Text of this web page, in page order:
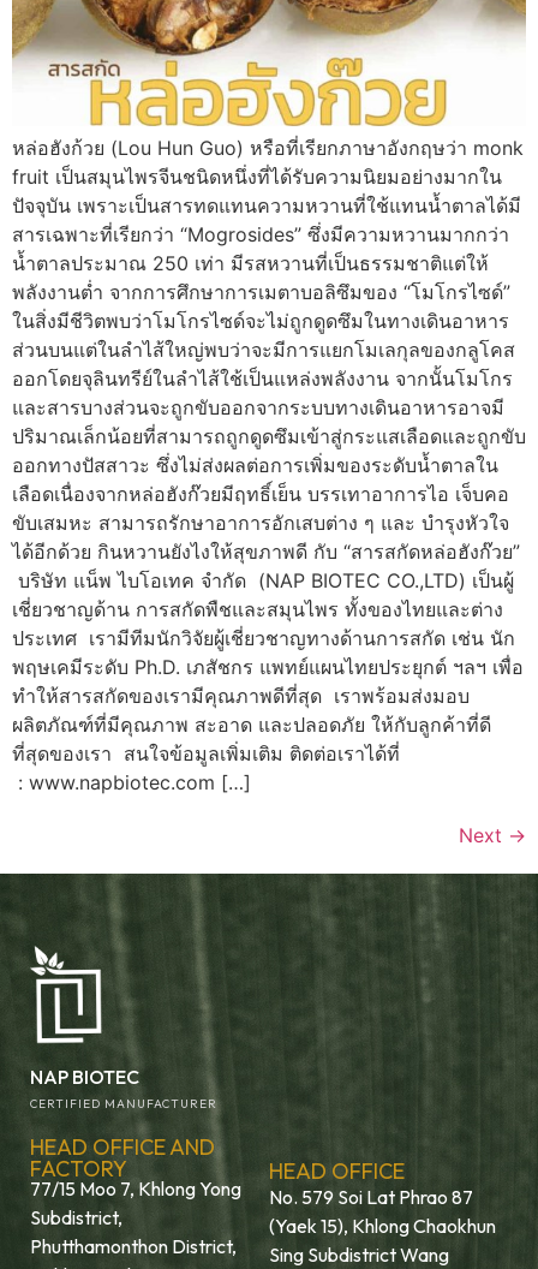
หล่อฮังก้วย (Lou Hun Guo) หรือที่เรียกภาษาอังกฤษว่า monk
fruit เป็นสมุนไพรจีนชนิดหนึ่งที่ได้รับความนิยมอย่างมากใน
ปัจจุบัน เพราะเป็นสารทดแทนความหวานที่ใช้แทนน้ำตาลได้มี
สารเฉพาะที่เรียกว่า “Mogrosides” ซึ่งมีความหวานมากกว่า
น้ำตาลประมาณ 250 เท่า มีรสหวานที่เป็นธรรมชาติแต่ให้
พลังงานต่ำ จากการศึกษาการเมตาบอลิซึมของ “โมโกรไซด์”
ในสิ่งมีชีวิตพบว่าโมโกรไซด์จะไม่ถูกดูดซึมในทางเดินอาหาร
ส่วนบนแต่ในลำไส้ใหญ่พบว่าจะมีการแยกโมเลกุลของกลูโคส
ออกโดยจุลินทรีย์ในลำไส้ใช้เป็นแหล่งพลังงาน จากนั้นโมโกร
และสารบางส่วนจะถูกขับออกจากระบบทางเดินอาหารอาจมี
ปริมาณเล็กน้อยที่สามารถถูกดูดซึมเข้าสู่กระแสเลือดและถูกขับ
ออกทางปัสสาวะ ซึ่งไม่ส่งผลต่อการเพิ่มของระดับน้ำตาลใน
เลือดเนื่องจากหล่อฮังก๊วยมีฤทธิ์เย็น บรรเทาอาการไอ เจ็บคอ
ขับเสมหะ สามารถรักษาอาการอักเสบต่าง ๆ และ บำรุงหัวใจ
ได้อีกด้วย กินหวานยังไงให้สุขภาพดี กับ “สารสกัดหล่อฮังก๊วย”
️บริษัท แน็พ ไบโอเทค จำกัด (NAP BIOTEC CO.,LTD) เป็นผู้
เชี่ยวชาญด้าน การสกัดพืชและสมุนไพร ทั้งของไทยและต่าง
ประเทศ เรามีทีมนักวิจัยผู้เชี่ยวชาญทางด้านการสกัด เช่น นัก
พฤษเคมีระดับ Ph.D. เภสัชกร แพทย์แผนไทยประยุกต์ ฯลฯ เพื่อ
ทำให้สารสกัดของเรามีคุณภาพดีที่สุด เราพร้อมส่งมอบ
ผลิตภัณฑ์ที่มีคุณภาพ สะอาด และปลอดภัย ให้กับลูกค้าที่ดี
ที่สุดของเรา สนใจข้อมูลเพิ่มเติม ติดต่อเราได้ที่
: www.napbiotec.com […]
Next →
NAP BIOTEC
CERTIFIED MANUFACTURER
HEAD OFFICE AND
FACTORY
77/15 Moo 7, Khlong Yong
Subdistrict,
Phutthamonthon District,
HEAD OFFICE
No. 579 Soi Lat Phrao 87
(Yaek 15), Khlong Chaokhun
Sing Subdistrict Wang